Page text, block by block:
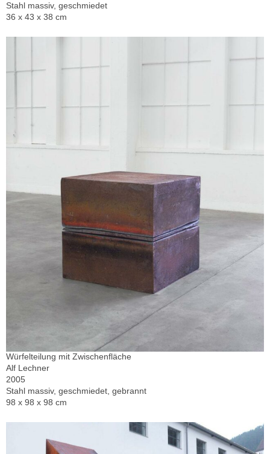
Stahl massiv, geschmiedet
36 x 43 x 38 cm
Würfelteilung mit Zwischenfläche
Alf Lechner
2005
Stahl massiv, geschmiedet, gebrannt
98 x 98 x 98 cm